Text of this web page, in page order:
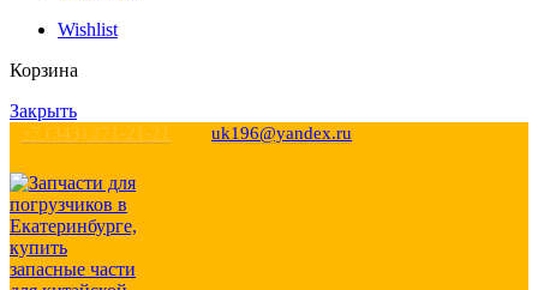
Wishlist
Корзина
Закрыть
+7 (343) 271-21-21 uk196@yandex.ru